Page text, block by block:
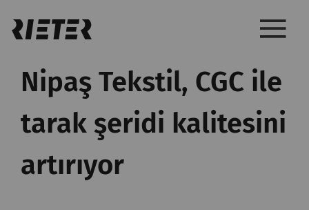
Nipaş Tekstil, CGC ile
tarak şeridi kalitesini
artırıyor